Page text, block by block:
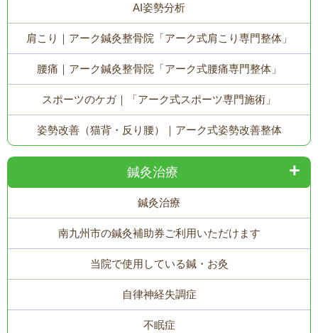
AI姿勢分析
肩こり｜アーク鍼灸整骨院「アーク式肩こり専門整体」
腰痛｜アーク鍼灸整骨院「アーク式腰痛専門整体」
スポーツのケガ｜「アーク式スポーツ専門施術」
姿勢改善（猫背・反り腰）｜アーク式姿勢改善整体
鍼灸治療
鍼灸治療
南九州市の鍼灸補助券ご利用いただけます
当院で使用している鍼・お灸
自律神経失調症
不眠症